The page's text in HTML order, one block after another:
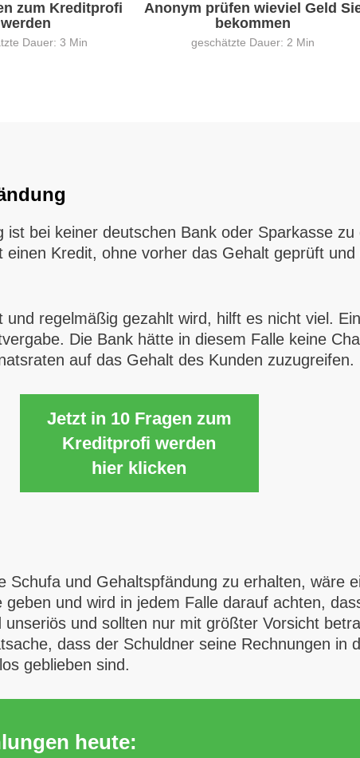
zum Kreditprofi
werden
Dauer: 3 Min
Anonym prüfen wieviel Geld
bekommen
geschätzte Dauer: 2 Min
bei keiner deutschen Bank oder Sparkasse
einen Kredit, ohne vorher das Gehalt geprüft
regelmäßig gezahlt wird, hilft es nicht viel.
Die Bank hätte in diesem Falle keine
auf das Gehalt des Kunden zuzugreifen.
Jetzt in 10 Fragen zum
Kreditprofi werden
hier klicken
Schufa und Gehaltspfändung zu erhalten, wäre
und wird in jedem Falle darauf achten,
und sollten nur mit größter Vorsicht
dass der Schuldner seine Rechnungen in
geblieben sind.
heute: